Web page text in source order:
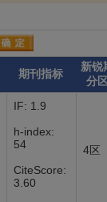
期刊指标
新锐
分
IF: 1.9
h-index:
54
CiteScore:
3.60
4区